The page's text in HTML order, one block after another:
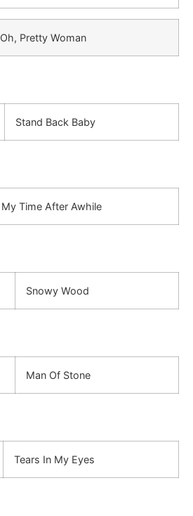
Oh, Pretty Woman
Stand Back Baby
My Time After Awhile
Snowy Wood
Man Of Stone
Tears In My Eyes